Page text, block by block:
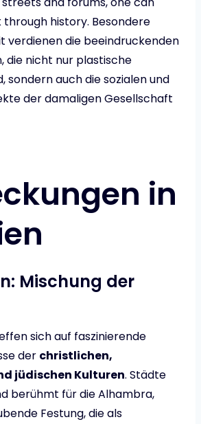
history. Besondere
verdienen die beeindruckenden
die nicht nur plastische
sondern auch die sozialen und
der damaligen Gesellschaft
in
Mischung der
sich auf faszinierende
der christlichen,
jüdischen Kulturen. Städte
berühmt für die Alhambra,
Festung, die als